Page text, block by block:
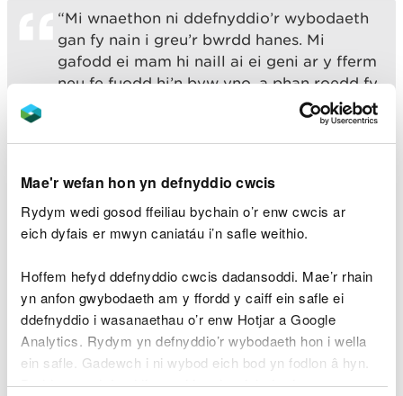
Mae'r wefan hon yn defnyddio cwcis
Rydym wedi gosod ffeiliau bychain o’r enw cwcis ar
eich dyfais er mwyn caniatáu i’n safle weithio.
Hoffem hefyd ddefnyddio cwcis dadansoddi. Mae’r rhain
yn anfon gwybodaeth am y ffordd y caiff ein safle ei
ddefnyddio i wasanaethau o’r enw Hotjar a Google
Analytics. Rydym yn defnyddio’r wybodaeth hon i wella
ein safle. Gadewch i ni wybod eich bod yn fodlon â hyn.
Byddwn yn defnyddio cwci i gadw eich dewis.
“Mi wnaethon ni ddefnyddio’r wybodaeth
gan fy nain i greu’r bwrdd hanes. Mi
gafodd ei mam hi naill ai ei geni ar y fferm
neu fe fuodd hi’n byw yno, a phan roedd fy
nain yn ifanc, roedd hi’n arfer ymweld.
“Roedd y fferm yn rhan bwysig o’r teulu.
rhywbeth pwysig iawn.
“Dw i’n meddwl bod y bwrdd yn beth
arbennig. Dw i’n ddiolchgar iawn ei fod
wedi’i osod, a baswn yn annog ymwelwyr i
ddod i edrych arno a chael teimlad o’r
hanes.”
Ychydig o wybodaeth sydd ar ôl am y fferm, ond